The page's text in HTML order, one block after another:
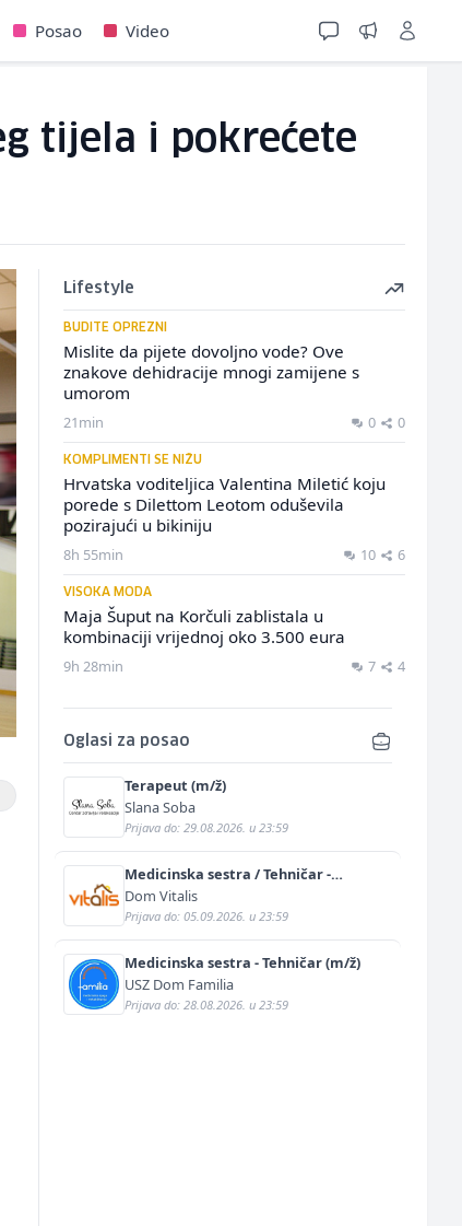
Posao Video
tijela i pokrećete
Lifestyle
BUDITE OPREZNI
Mislite da pijete dovoljno vode? Ove
znakove dehidracije mnogi zamijene s
umorom
21min 0 0
KOMPLIMENTI SE NIŽU
Hrvatska voditeljica Valentina Miletić koju
porede s Dilettom Leotom oduševila
pozirajući u bikiniju
8h 55min 10 6
VISOKA MODA
Maja Šuput na Korčuli zablistala u
kombinaciji vrijednoj oko 3.500 eura
9h 28min 7 4
Oglasi za posao
Terapeut (m/ž)
Slana Soba
Prijava do: 29.08.2026. u 23:59
Medicinska sestra / Tehničar -
Njegovatelj (m/ž)
Dom Vitalis
Prijava do: 05.09.2026. u 23:59
Medicinska sestra - Tehničar (m/ž)
USZ Dom Familia
Prijava do: 28.08.2026. u 23:59